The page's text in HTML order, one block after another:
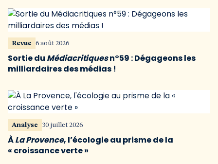
Revue 6 août 2026
Sortie du Médiacritiquesn°59 : Dégageons les
milliardaires des médias !
Analyse 30 juillet 2026
ÀLa Provence, l’écologie au prisme de la
« croissance verte »